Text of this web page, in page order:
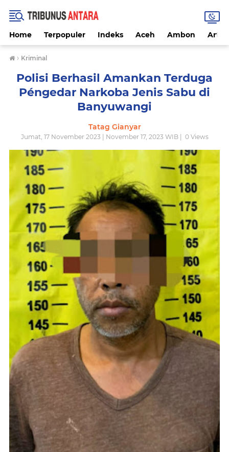
Home Terpopuler Indeks Aceh Ambon
› Kriminal
Polisi Berhasil Amankan Terduga
Péngedar Narkoba Jenis Sabu di
Banyuwangi
Tatag Gianyar
Jumat, 17 November 2023 | November 17, 2023 WIB | 0Views